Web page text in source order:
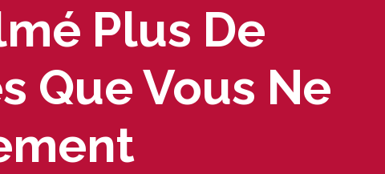
Plus De
Que Vous Ne